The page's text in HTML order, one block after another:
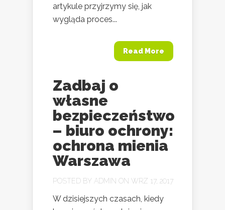
artykule przyjrzymy się, jak
wygląda proces...
Read More
Zadbaj o
własne
bezpieczeństwo
– biuro ochrony:
ochrona mienia
Warszawa
POSTED BY ADMIN ON WRZ 17, 2017
W dzisiejszych czasach, kiedy